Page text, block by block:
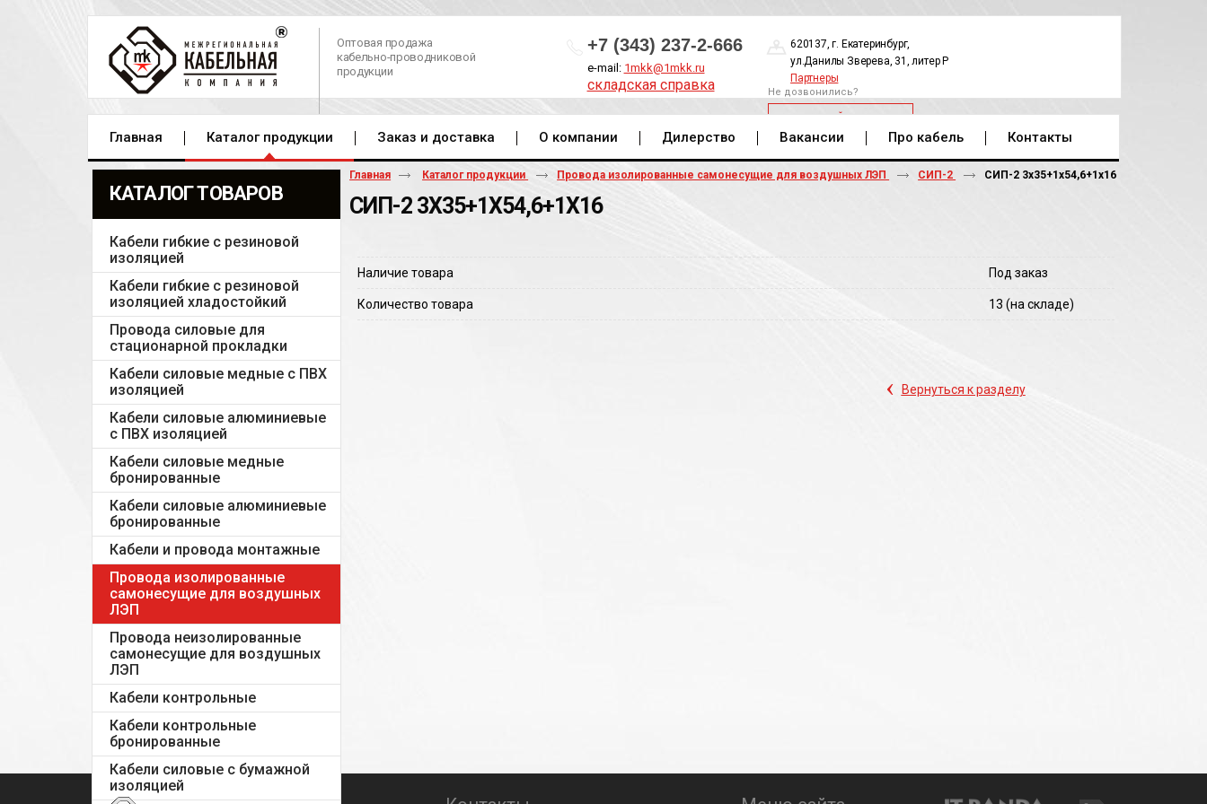
Оптовая продажа
кабельно-проводниковой
продукции
+7 (343) 237-2-666
e-mail: 1mkk@1mkk.ru
складская справка
620137, г. Екатеринбург,
ул.Данилы Зверева, 31, литер Р
Партнеры
Не дозвонились?
ОБРАТНЫЙ ЗВОНОК
Главная Каталог продукции Заказ и доставка О компании Дилерство Вакансии Про кабель Контакты
КАТАЛОГ ТОВАРОВ
Кабели гибкие с резиновой
изоляцией
Кабели гибкие с резиновой
изоляцией хладостойкий
Провода силовые для
стационарной прокладки
Кабели силовые медные с ПВХ
изоляцией
Кабели силовые алюминиевые
с ПВХ изоляцией
Кабели силовые медные
бронированные
Кабели силовые алюминиевые
бронированные
Кабели и провода монтажные
Провода изолированные
самонесущие для воздушных
ЛЭП
Провода неизолированные
самонесущие для воздушных
ЛЭП
Кабели контрольные
Кабели контрольные
бронированные
Кабели силовые с бумажной
изоляцией
Главная Каталог продукции Провода изолированные самонесущие для воздушных ЛЭП СИП-2 СИП-2 3х35+1х54,6+1х16
СИП-2 3Х35+1Х54,6+1Х16
Наличие товара Под заказ
Количество товара 13 (на складе)
‹ Вернуться к разделу